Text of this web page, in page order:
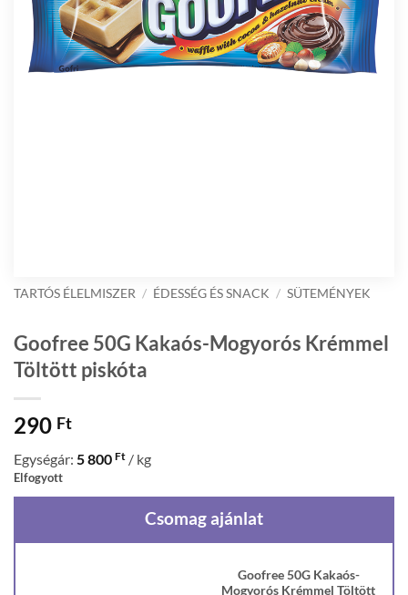
TARTÓS ÉLELMISZER / ÉDESSÉG ÉS SNACK / SÜTEMÉNYEK
Goofree 50G Kakaós-Mogyorós Krémmel
Töltött piskóta
290 Ft
Egységár: 5 800 Ft / kg
Elfogyott
Csomag ajánlat
Goofree 50G Kakaós-
Mogyorós Krémmel Töltött